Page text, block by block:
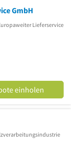
GmbH
Lieferservice
einholen